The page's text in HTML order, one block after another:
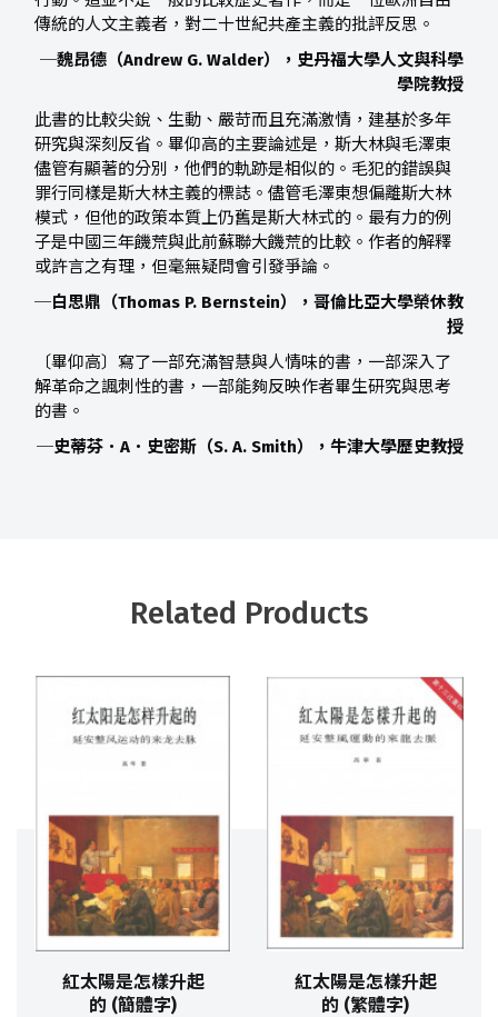
傳統的人文主義者，對二十世紀共產主義的批評反思。
─魏昂德（Andrew G. Walder），史丹福大學人文與科學
學院教授
此書的比較尖銳、生動、嚴苛而且充滿激情，建基於多年
研究與深刻反省。畢仰高的主要論述是，斯大林與毛澤東
儘管有顯著的分別，他們的軌跡是相似的。毛犯的錯誤與
罪行同樣是斯大林主義的標誌。儘管毛澤東想偏離斯大林
模式，但他的政策本質上仍舊是斯大林式的。最有力的例
子是中國三年饑荒與此前蘇聯大饑荒的比較。作者的解釋
或許言之有理，但毫無疑問會引發爭論。
─白思鼎（Thomas P. Bernstein），哥倫比亞大學榮休教
授
〔畢仰高〕寫了一部充滿智慧與人情味的書，一部深入了
解革命之諷刺性的書，一部能夠反映作者畢生研究與思考
的書。
─史蒂芬．A．史密斯（S. A. Smith），牛津大學歷史教授
Related Products
紅太陽是怎樣升起
的 (簡體字)
紅太陽是怎樣升起
的 (繁體字)